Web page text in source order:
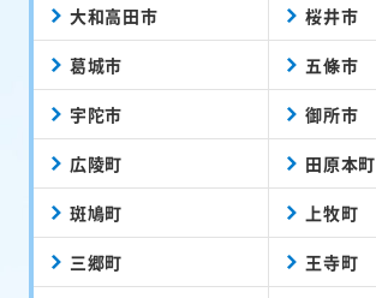
大和高田市 桜井市
葛城市 五條市
宇陀市 御所市
広陵町 田原本町
斑鳩町 上牧町
三郷町 王寺町